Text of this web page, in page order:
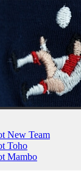
New Team
Toho
Mambo